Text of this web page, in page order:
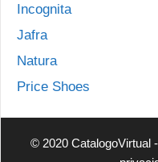
Incognita
Jafra
Natura
Price Shoes
© 2020 CatalogoVirtual -